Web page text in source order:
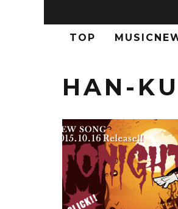
TOP
HAN-